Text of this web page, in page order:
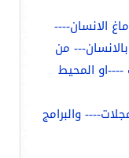
الانسان----
من
----او المحيط
والبرامج